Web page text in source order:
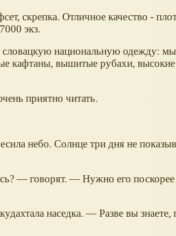
скрепка. Отличное качество -
экз.
словацкую национальную одежду: мы
кафтаны, вышитые рубахи, высокие
приятно читать.
небо. Солнце три дня не
— говорят. — Нужно его поскорее
наседка. — Разве вы знаете,